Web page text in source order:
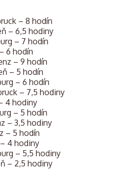
– 8 hodín
– 6,5 hodiny
– 7 hodín
6 hodín
– 9 hodín
– 5 hodín
– 6 hodín
– 7,5 hodiny
4 hodiny
– 5 hodín
– 3,5 hodiny
– 5 hodín
4 hodiny
– 5,5 hodiny
– 2,5 hodiny